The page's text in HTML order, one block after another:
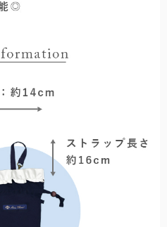
ンズ
帽子
なウール素材を使用。
袋をご覧頂けます。
ーズ
甲までカバーするパンプス。